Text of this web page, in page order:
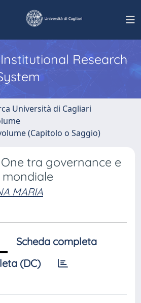
Institutional Research
Università di Cagliari
(Capitolo o Saggio)
tra governance e
MARIA
Scheda completa
(DC)